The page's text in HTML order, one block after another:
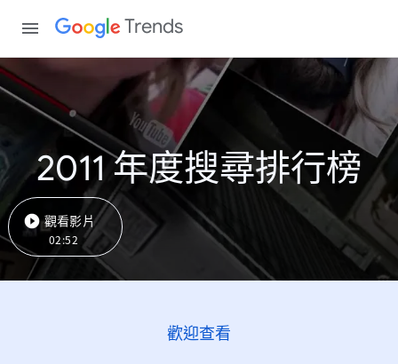
Trends
2011 年度搜尋排行榜
觀看影片
02:52
歡迎查看